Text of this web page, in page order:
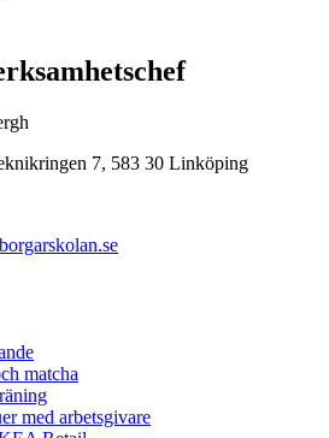
7, 583 30 Linköping
matcha
med arbetsgivare